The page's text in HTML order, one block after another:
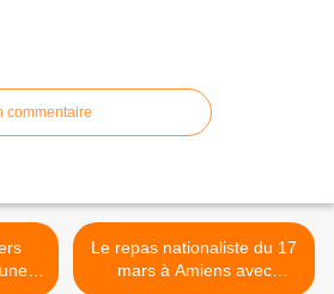
commentaire
Le repas nationaliste du 17
mars à Amiens avec